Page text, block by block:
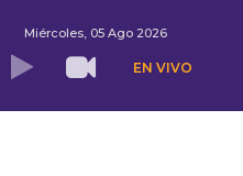
Miércoles, 05 Ago 2026
EN VIVO